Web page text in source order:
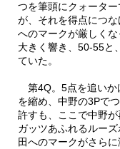
つを筆頭にクォータ
が、それを得点につ
へのマークが厳しく
大きく響き、50-55と
ていた。
第4Q。5点を追いか
を縮め、中野の3Pで
許すも、ここで中野が
ガッツあふれるルー
田へのマークがさら